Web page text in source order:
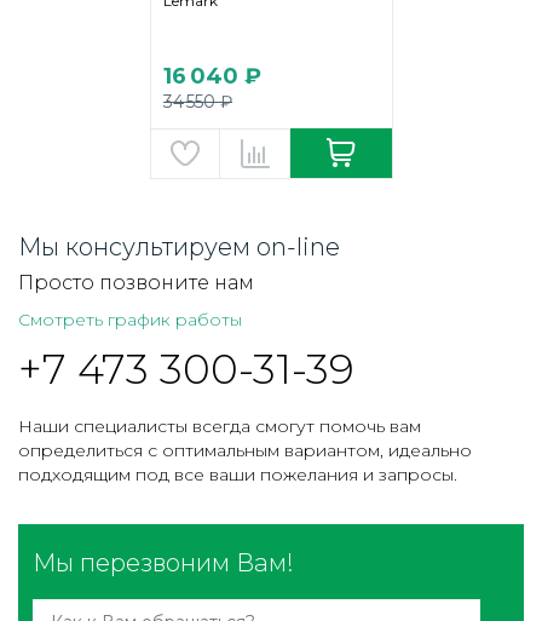
16 040 ₽
34 550 ₽
Мы консультируем on-line
Просто позвоните нам
Смотреть график работы
+7 473 300-31-39
Наши специалисты всегда смогут помочь вам
определиться с оптимальным вариантом, идеально
подходящим под все ваши пожелания и запросы.
Мы перезвоним Вам!